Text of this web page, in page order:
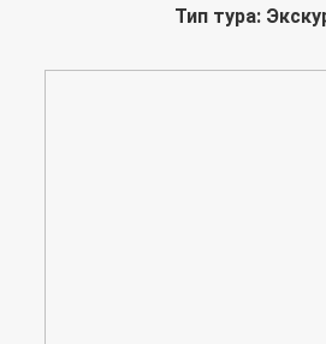
Тип тура: